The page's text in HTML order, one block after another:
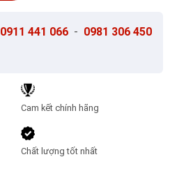
0911 441 066 - 0981 306 450
Cam kết chính hãng
Chất lượng tốt nhất